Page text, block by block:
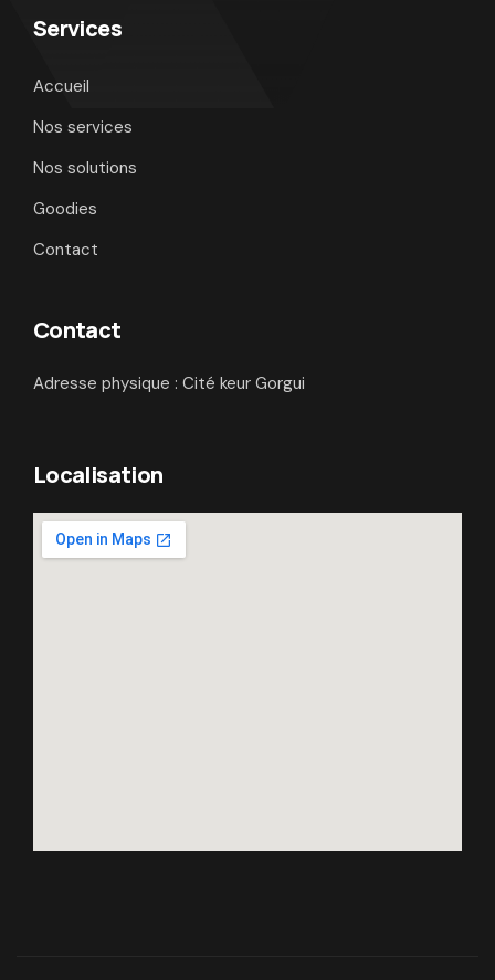
Services
Accueil
Nos services
Nos solutions
Goodies
Contact
Contact
Adresse physique : Cité keur Gorgui
Localisation